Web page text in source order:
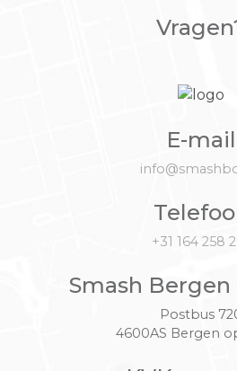
E-mail
+31 164 258
Smash Bergen
Postbus
4600AS Bergen